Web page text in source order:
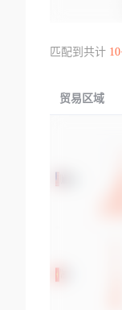
匹配到共计
贸易区域